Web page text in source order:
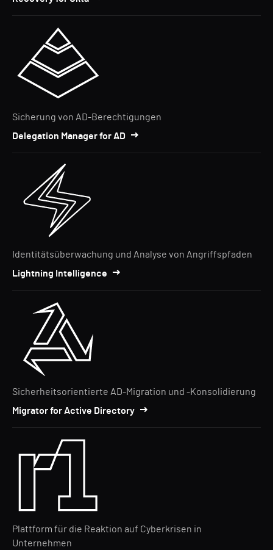
Sicherung von AD-Berechtigungen
Delegation Manager for AD
Identitätsüberwachung und Analyse von Angriffspfaden
Lightning Intelligence
Sicherheitsorientierte AD-Migration und -Konsolidierung
Migrator for Active Directory
Plattform für die Reaktion auf Cyberkrisen in
Unternehmen